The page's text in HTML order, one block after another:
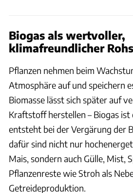
Biogas als wertvoller,
klimafreundlicher
Pflanzen nehmen beim
Atmosphäre auf und speichern
Biomasse lässt sich später auf
Kraftstoff herstellen – Biogas ist
entsteht bei der Vergärung der
dafür sind nicht nur
Mais, sondern auch Gülle, Mist,
Pflanzenreste wie Stroh als
Getreideproduktion.